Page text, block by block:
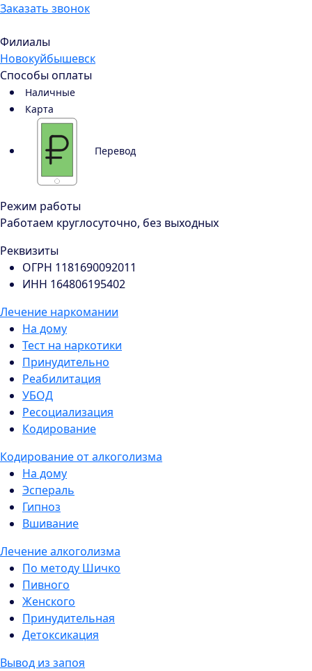
Заказать звонок
Филиалы
Новокуйбышевск
Способы оплаты
Наличные
Карта
Перевод
Режим работы
Работаем круглосуточно, без выходных
Реквизиты
ОГРН 1181690092011
ИНН 164806195402
Лечение наркомании
На дому
Тест на наркотики
Принудительно
Реабилитация
УБОД
Ресоциализация
Кодирование
Кодирование от алкоголизма
На дому
Эспераль
Гипноз
Вшивание
Лечение алкоголизма
По методу Шичко
Пивного
Женского
Принудительная
Детоксикация
Вывод из запоя